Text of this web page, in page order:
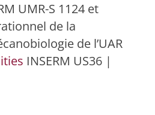
UMR-S 1124 et
de la
de l’UAR
INSERM US36 |